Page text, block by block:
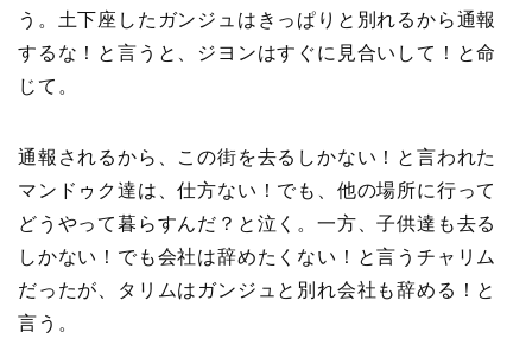
う。土下座したガンジュはきっぱりと別れるから通報
するな！と言うと、ジヨンはすぐに見合いして！と命
じて。
通報されるから、この街を去るしかない！と言われた
マンドゥク達は、仕方ない！でも、他の場所に行って
どうやって暮らすんだ？と泣く。一方、子供達も去る
しかない！でも会社は辞めたくない！と言うチャリム
だったが、タリムはガンジュと別れ会社も辞める！と
言う。